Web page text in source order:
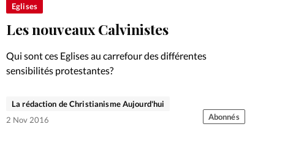
Eglises
Les nouveaux Calvinistes
Qui sont ces Eglises au carrefour des différentes
sensibilités protestantes?
La rédaction de Christianisme Aujourd'hui
2 Nov 2016
Abonnés